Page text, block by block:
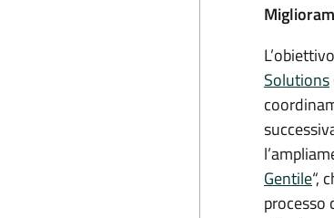
Solutions
Gentile“,
processo